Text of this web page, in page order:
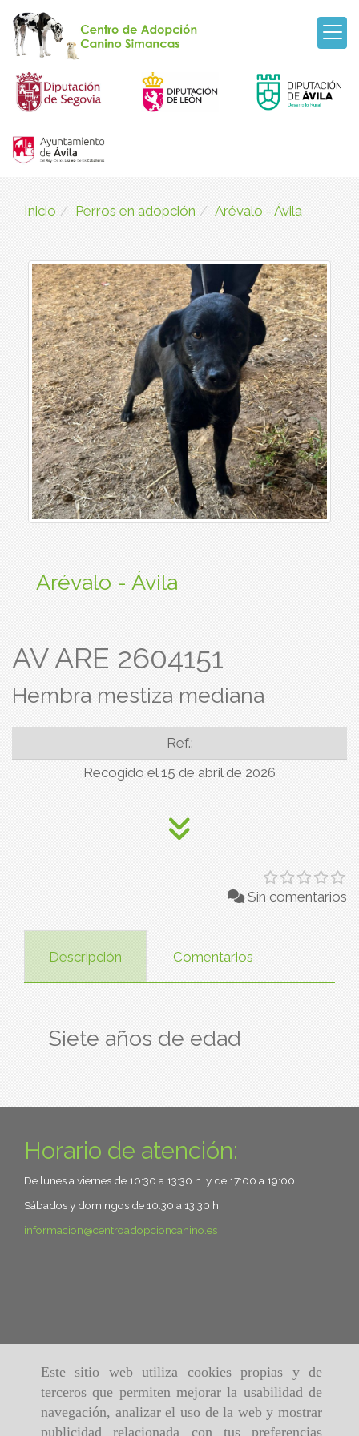
Este sitio web utiliza cookies propias y de
terceros que permiten mejorar la usabilidad de
navegación, analizar el uso de la web y mostrar
publicidad relacionada con tus preferencias
Inicio Perros en adopción Arévalo - Ávila
Arévalo - Ávila
AV ARE 2604151
Hembra mestiza mediana
Ref.:
Recogido el 15 de abril de 2026
Sin comentarios
Descripción Comentarios
Siete años de edad
Horario de atención:
De lunes a viernes de 10:30 a 13:30 h. y de 17:00 a 19:00
Sábados y domingos de 10:30 a 13:30 h.
informacion
centroadopcioncanino.es